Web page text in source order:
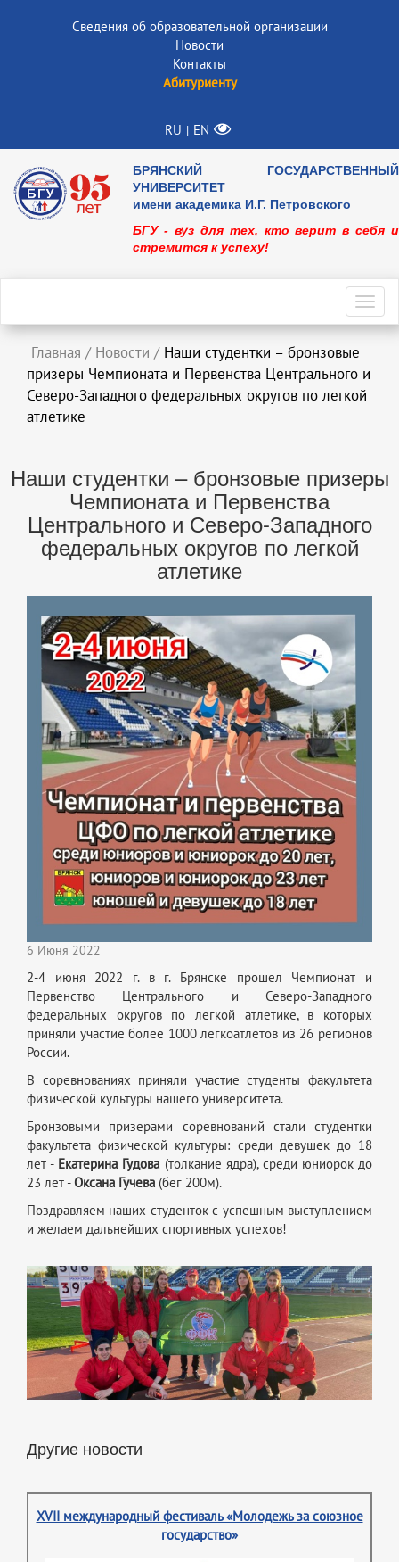
Сведения об образовательной организации
Новости
Контакты
Абитуриенту
RU | EN
БРЯНСКИЙ ГОСУДАРСТВЕННЫЙ
УНИВЕРСИТЕТ
имени академика И.Г. Петровского
БГУ - вуз для тех, кто верит в себя и
стремится к успеху!
Главная / Новости / Наши студентки – бронзовые
призеры Чемпионата и Первенства Центрального и
Северо-Западного федеральных округов по легкой
атлетике
Наши студентки – бронзовые призеры
Чемпионата и Первенства
Центрального и Северо-Западного
федеральных округов по легкой
атлетике
6 Июня 2022
2-4 июня 2022 г. в г. Брянске прошел Чемпионат и
Первенство Центрального и Северо-Западного
федеральных округов по легкой атлетике, в которых
приняли участие более 1000 легкоатлетов из 26 регионов
России.
В соревнованиях приняли участие студенты факультета
физической культуры нашего университета.
Бронзовыми призерами соревнований стали студентки
факультета физической культуры: среди девушек до 18
лет - Екатерина Гудова (толкание ядра), среди юниорок до
23 лет -Оксана Гучева (бег 200м).
Поздравляем наших студенток с успешным выступлением
и желаем дальнейших спортивных успехов!
Другие новости
XVII международный фестиваль «Молодежь за союзное
государство»